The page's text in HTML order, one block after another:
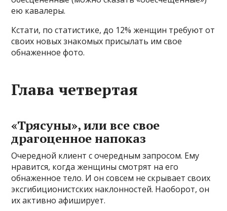
ею кавалеры.
Кстати, по статистике, до 12% женщин требуют от
своих новых знакомых присылать им свое
обнаженное фото.
Глава четвертая
«Трясуны», или все свое
драгоценное напоказ
Очередной клиент с очередным запросом. Ему
нравится, когда женщины смотрят на его
обнаженное тело. И он совсем не скрывает своих
эксгибиционистских наклонностей. Наоборот, он
их активно афиширует.